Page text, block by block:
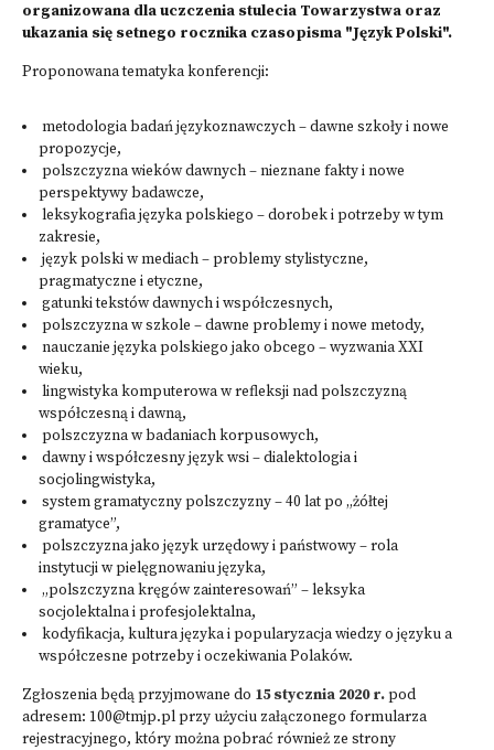
organizowana dla uczczenia stulecia Towarzystwa oraz
ukazania się setnego rocznika czasopisma "Język Polski".
Proponowana tematyka konferencji:
metodologia badań językoznawczych – dawne szkoły i nowe
propozycje,
polszczyzna wieków dawnych – nieznane fakty i nowe
perspektywy badawcze,
leksykografia języka polskiego – dorobek i potrzeby w tym
zakresie,
język polski w mediach – problemy stylistyczne,
pragmatyczne i etyczne,
gatunki tekstów dawnych i współczesnych,
polszczyzna w szkole – dawne problemy i nowe metody,
nauczanie języka polskiego jako obcego – wyzwania XXI
wieku,
lingwistyka komputerowa w refleksji nad polszczyzną
współczesną i dawną,
polszczyzna w badaniach korpusowych,
dawny i współczesny język wsi – dialektologia i
socjolingwistyka,
system gramatyczny polszczyzny – 40 lat po „żółtej
gramatyce”,
polszczyzna jako język urzędowy i państwowy – rola
instytucji w pielęgnowaniu języka,
„polszczyzna kręgów zainteresowań” – leksyka
socjolektalna i profesjolektalna,
kodyfikacja, kultura języka i popularyzacja wiedzy o języku a
współczesne potrzeby i oczekiwania Polaków.
Zgłoszenia będą przyjmowane do 15 stycznia 2020 r.pod
adresem: 100@tmjp.plprzy użyciu załączonego formularza
rejestracyjnego, który można pobrać również ze strony